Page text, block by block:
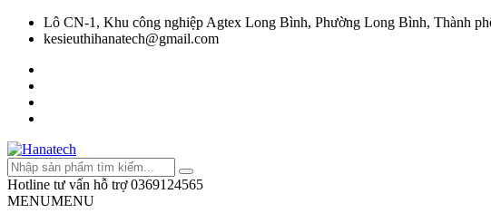
Lô CN-1, Khu công nghiệp Agtex Long Bình, Phường Long Bình, Thành
kesieuthihanatech@gmail.com
Hotline tư vấn hỗ trợ 0369124565
MENUMENU